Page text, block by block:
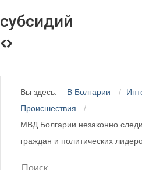
субсидий
Вы здесь: В Болгарии
Происшествия
МВД Болгарии незаконно
граждан и политических